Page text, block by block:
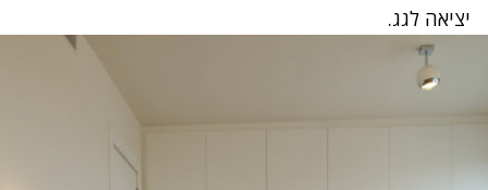
יציאה לגג.